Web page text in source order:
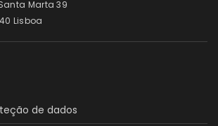
Marta 39
Lisboa
de dados